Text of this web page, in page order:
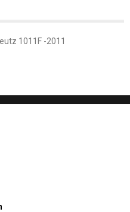
1011F -2011